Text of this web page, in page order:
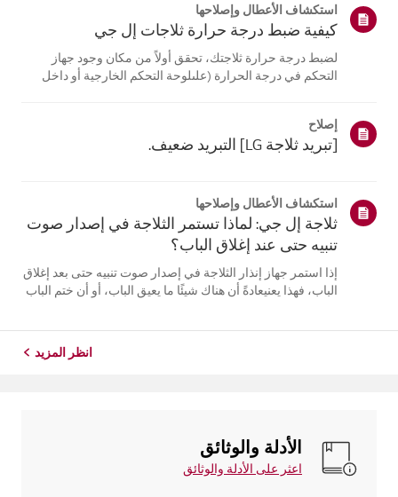
الخزان، أو ما إ...
استكشاف الأعطال وإصلاحها
كيفية ضبط درجة حرارة ثلاجات إل جي
لضبط درجة حرارة ثلاجتك، تحقق أولاً من مكان وجود جهاز
التحكم في درجة الحرارة (علىلوحة التحكم الخارجية أو داخل
درجة الحرارة.بالن...
إصلاح
[تبريد ثلاجة LG] التبريد ضعيف.
استكشاف الأعطال وإصلاحها
ثلاجة إل جي: لماذا تستمر الثلاجة في إصدار صوت
تنبيه حتى عند إغلاق الباب؟
إذا استمر جهاز إنذار الثلاجة في إصدار صوت تنبيه حتى بعد إغلاق
الباب، فهذا يعنيعادةً أن هناك شيئًا ما يعيق الباب، أو أن ختم الباب
انظر المزيد
الأدلة والوثائق
اعثر على الأدلة والوثائق